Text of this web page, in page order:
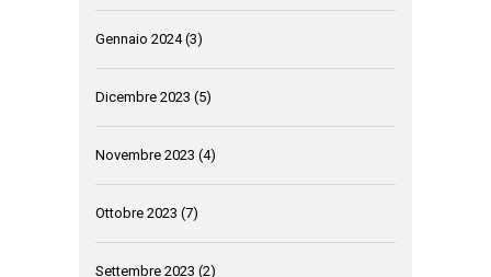
Gennaio 2024(3)
Dicembre 2023 (5)
Novembre 2023 (4)
Ottobre 2023 (7)
Settembre 2023 (2)